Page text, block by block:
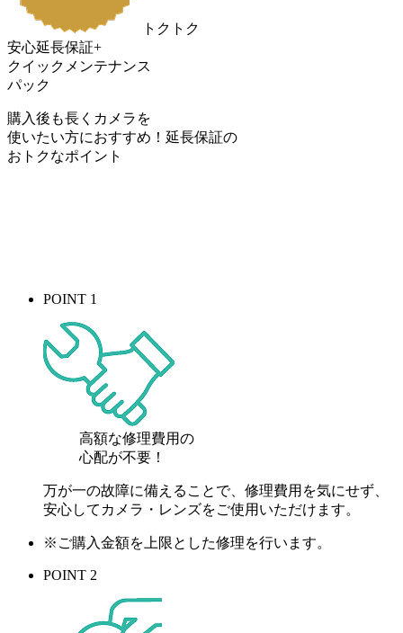
トクトク
安心延長保証+
クイックメンテナンス
パック
購入後も長くカメラを
使いたい方におすすめ！ 延長保証の
おトクなポイント
POINT 1
高額な修理費用の
心配が不要！
万が一の故障に備えることで、修理費用を気にせず、
安心してカメラ・レンズをご使用いただけます。
※ご購入金額を上限とした修理を行います。
POINT 2